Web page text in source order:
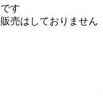
す
売はしておりません